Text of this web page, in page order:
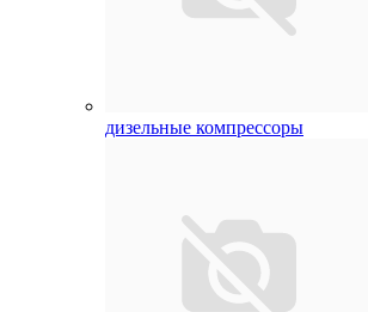
дизельные компрессоры